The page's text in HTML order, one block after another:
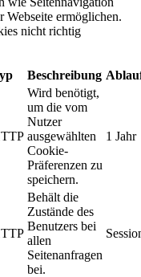
Webseite ermöglichen.
nicht richtig
Beschreibung
Wird benötigt,
um die vom
Nutzer
ausgewählten
Cookie-
Präferenzen zu
speichern.
1 Jahr
Behält die
Zustände des
Benutzers bei
allen
Seitenanfragen
bei.